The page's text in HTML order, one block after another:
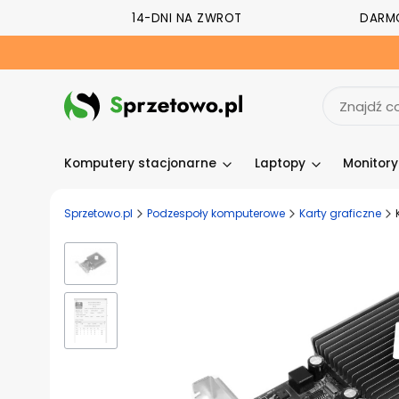
14-DNI NA ZWROT
Komputery stacjonarne Laptopy
Sprzetowo.pl Podzespoły komputerowe Karty graficzne